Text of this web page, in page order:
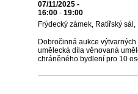
07/11/2025 -
16:00 - 19:00
Frýdecký zámek, Ratířský
Dobročinná aukce
umělecká díla věnovaná
chráněného bydlení pro 10